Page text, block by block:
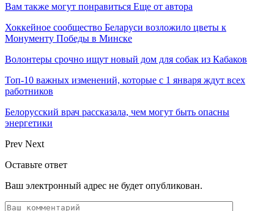
Вам также могут понравиться Еще от автора
Хоккейное сообщество Беларуси возложило цветы к
Монументу Победы в Минске
Волонтеры срочно ищут новый дом для собак из Кабаков
Топ-10 важных изменений, которые с 1 января ждут всех
работников
Белорусский врач рассказала, чем могут быть опасны
энергетики
Prev Next
Оставьте ответ
Ваш электронный адрес не будет опубликован.